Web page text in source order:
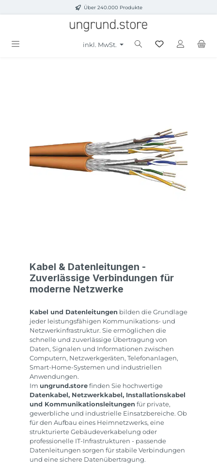
Zum Hauptinhalt springenÜber 240.000 Produkte
inkl. MwSt.
Kabel & Datenleitungen -
Zuverlässige Verbindungen für
moderne Netzwerke
Kabel und Datenleitungen bilden die Grundlage
jeder leistungsfähigen Kommunikations- und
Netzwerkinfrastruktur. Sie ermöglichen die
schnelle und zuverlässige Übertragung von
Daten, Signalen und Informationen zwischen
Computern, Netzwerkgeräten, Telefonanlagen,
Smart-Home-Systemen und industriellen
Anwendungen.
Im ungrund.store finden Sie hochwertige
Datenkabel, Netzwerkkabel, Installationskabel
und Kommunikationsleitungen für private,
gewerbliche und industrielle Einsatzbereiche. Ob
für den Aufbau eines Heimnetzwerks, eine
strukturierte Gebäudeverkabelung oder
professionelle IT-Infrastrukturen - passende
Datenleitungen sorgen für stabile Verbindungen
und eine sichere Datenübertragung.